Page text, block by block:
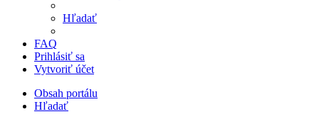
Hľadať
FAQ
Prihlásiť sa
Vytvoriť účet
Obsah portálu
Hľadať